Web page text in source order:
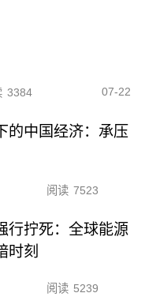
3384 07-22
的中国经济：承压
阅读 7523
行拧死：全球能源
时刻
阅读 5239